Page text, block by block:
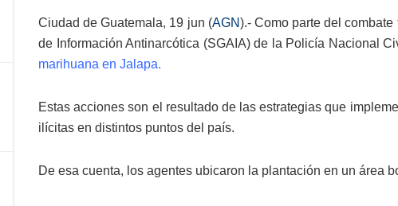
Ciudad de Guatemala, 19 jun (AGN).- Como parte del
de Información Antinarcótica (SGAIA) de la Policía Nacional
marihuana en Jalapa.
Estas acciones son el resultado de las estrategias que
ilícitas en distintos puntos del país.
De esa cuenta, los agentes ubicaron la plantación en un área